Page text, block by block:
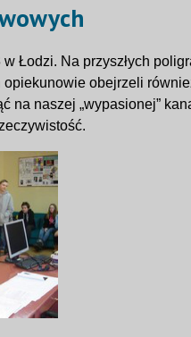
Łodzi. Na przyszłych
opiekunowie obejrzeli
na naszej „wypasionej”